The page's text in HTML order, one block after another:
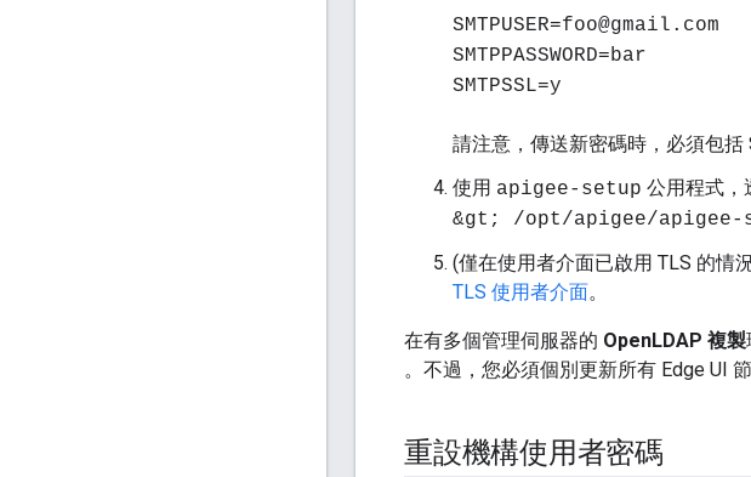
SMTPUSER=foo@gmail.com
SMTPPASSWORD=bar
SMTPSSL=y
請注意，傳送新密碼時，必須包
使用 apigee-setup 公用程式，
&gt; /opt/apigee/
(僅在使用者介面已啟用 TLS 的情
TLS 使用者介面。
在有多個管理伺服器的 OpenLDAP 複製
。不過，您必須個別更新所有 Edge UI 節
重設機構使用者密碼